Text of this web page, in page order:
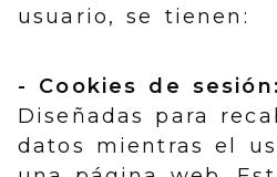
usuario, se tienen:
- Cookies de sesión:
Diseñadas para
datos mientras el